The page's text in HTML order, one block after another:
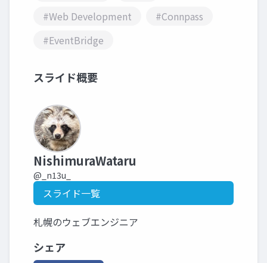
#Web Development
#Connpass
#EventBridge
スライド概要
NishimuraWataru
@_n13u_
スライド一覧
札幌のウェブエンジニア
シェア